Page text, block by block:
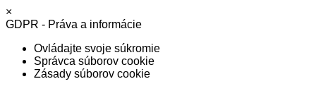
×
GDPR - Práva a informácie
Ovládajte svoje súkromie
Správca súborov cookie
Zásady súborov cookie